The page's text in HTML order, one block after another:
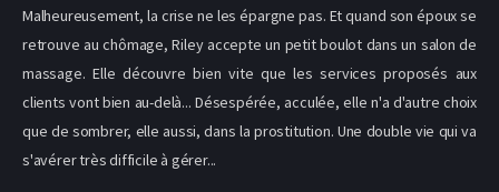
Malheureusement, la crise ne les épargne pas. Et quand son époux se
retrouve au chômage, Riley accepte un petit boulot dans un salon de
massage. Elle découvre bien vite que les services proposés aux
clients vont bien au-delà... Désespérée, acculée, elle n'a d'autre choix
que de sombrer, elle aussi, dans la prostitution. Une double vie qui va
s'avérer très difficile à gérer...